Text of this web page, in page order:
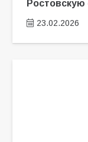
Ростовскую
23.02.2026